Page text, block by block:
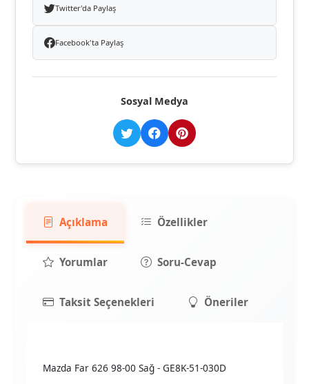
Twitter'da Paylaş
Facebook'ta Paylaş
Sosyal Medya
Açıklama Özellikler
Yorumlar Soru-Cevap
Taksit Seçenekleri Öneriler
Mazda Far 626 98-00 Sağ - GE8K-51-030D